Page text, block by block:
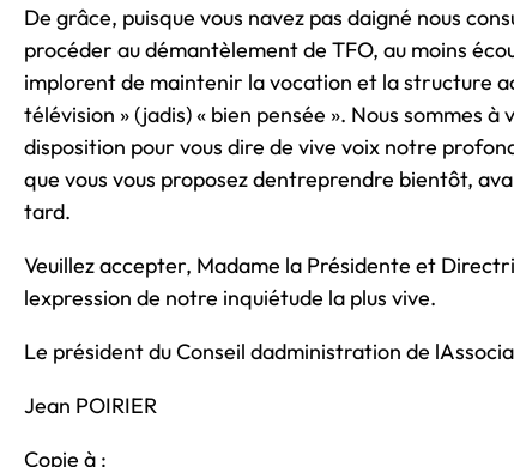
De grâce, puisque vous navez pas daigné nous
procéder au démantèlement de TFO, au moins
implorent de maintenir la vocation et la structure
télévision » (jadis) « bien pensée ». Nous sommes
disposition pour vous dire de vive voix notre
que vous vous proposez dentreprendre bientôt,
tard.
Veuillez accepter, Madame la Présidente et
lexpression de notre inquiétude la plus vive.
Le président du Conseil dadministration de
Jean POIRIER
Copie à :